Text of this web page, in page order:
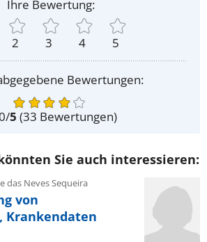
Ihre Bewertung:
2 3 4 5
Bewertungen:
/5 (33 Bewertungen)
Sie auch interessieren:
das Neves Sequeira
von
Krankendaten